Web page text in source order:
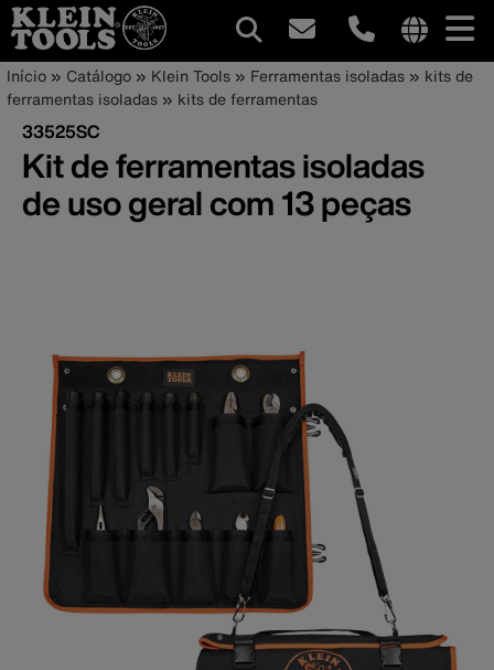
Pular
para
conteúdo
principal
site
Navegação
principal
Trilha
de
navegação
Início Catálogo Klein Tools Ferramentas isoladas
kits de
ferramentas isoladas
kits de ferramentas
33525SC
Kit de ferramentas isoladas
de uso geral com 13 peças